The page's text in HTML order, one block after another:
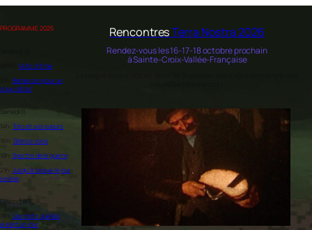
PROGRAMME 2025
18h30:Mills of time
Bande son pour un
coup d’état
Samedi 11
14h: Toto et ses sœurs
Silence voice
18h: Spectre de la guerre
21h: Jusqu’à ce que le jour
se lève
Dimanche 12
Les mots qu’elles
eurent un jour
RencontresTerra Nostra 2026
Rendez-vous les 16-17-18 octobre prochain
à Sainte-Croix-Vallée-Française